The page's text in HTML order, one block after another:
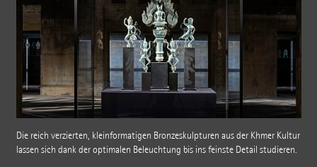
Die reich verzierten, kleinformatigen Bronzeskulpturen aus der Khmer Kultur
lassen sich dank der optimalen Beleuchtung bis ins feinste Detail studieren.